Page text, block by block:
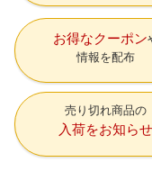
お得なクーポン
情報を配布
売り切れ商品の
入荷をお知らせ